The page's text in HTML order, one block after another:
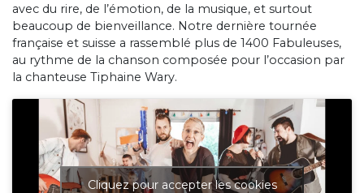
avec du rire, de l’émotion, de la musique, et surtout
beaucoup de bienveillance. Notre dernière tournée
française et suisse a rassemblé plus de 1400 Fabuleuses,
au rythme de la chanson composée pour l’occasion par
la chanteuse Tiphaine Wary.
Cliquez pour accepter les cookies